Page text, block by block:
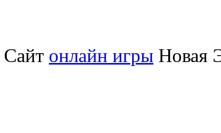
Сайт онлайн игры Новая